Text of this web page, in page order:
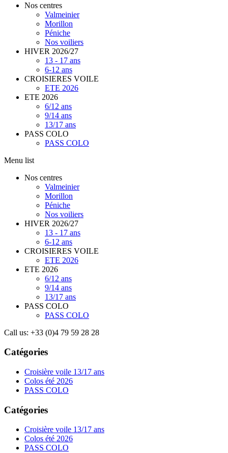
Nos centres
Valmeinier
Morillon
Péniche
Nos voiliers
HIVER 2026/27
13 - 17 ans
6-12 ans
CROISIERES VOILE
ETE 2026
ETE 2026
6/12 ans
9/14 ans
13/17 ans
PASS COLO
PASS COLO
Menu list
Nos centres
Valmeinier
Morillon
Péniche
Nos voiliers
HIVER 2026/27
13 - 17 ans
6-12 ans
CROISIERES VOILE
ETE 2026
ETE 2026
6/12 ans
9/14 ans
13/17 ans
PASS COLO
PASS COLO
Call us: +33 (0)4 79 59 28 28
Catégories
Croisière voile 13/17 ans
Colos été 2026
PASS COLO
Catégories
Croisière voile 13/17 ans
Colos été 2026
PASS COLO